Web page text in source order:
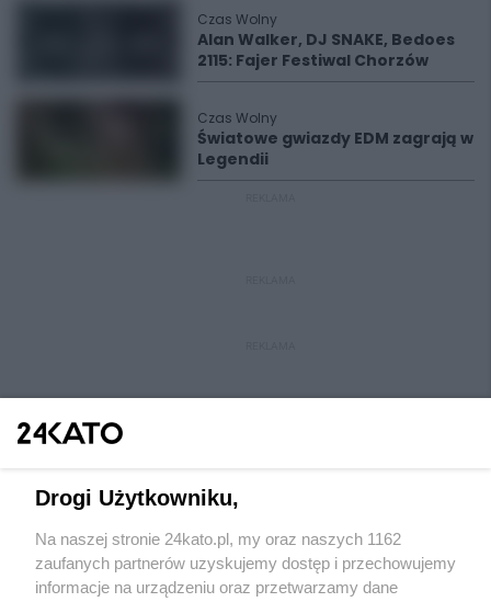
Czas Wolny
Alan Walker, DJ SNAKE, Bedoes
2115: Fajer Festiwal Chorzów
Czas Wolny
Światowe gwiazdy EDM zagrają w
Legendii
Wydawca mediów lokalnych
Drogi Użytkowniku,
Na naszej stronie 24kato.pl, my oraz naszych 1162
zaufanych partnerów uzyskujemy dostęp i przechowujemy
informacje na urządzeniu oraz przetwarzamy dane